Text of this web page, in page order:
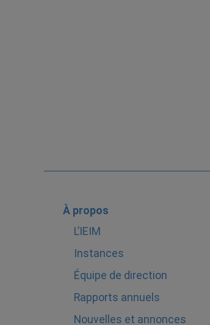
À propos
L’IEIM
Instances
Équipe de direction
Rapports annuels
Nouvelles et annonces